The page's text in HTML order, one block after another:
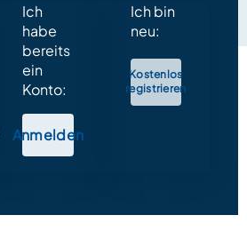
Ich
habe
bereits
ein
Konto:
Anmelden
Ich bin
neu:
Kostenlos
registrieren